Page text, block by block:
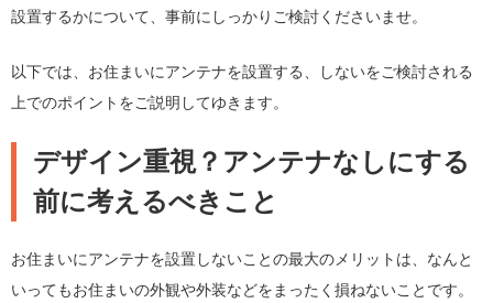
設置するかについて、事前にしっかりご検討くださいませ。
以下では、お住まいにアンテナを設置する、しないをご検討される
上でのポイントをご説明してゆきます。
デザイン重視？アンテナなしにする
前に考えるべきこと
お住まいにアンテナを設置しないことの最大のメリットは、なんと
いってもお住まいの外観や外装などをまったく損ねないことです。